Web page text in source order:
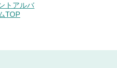
トアルバ
ムTOP